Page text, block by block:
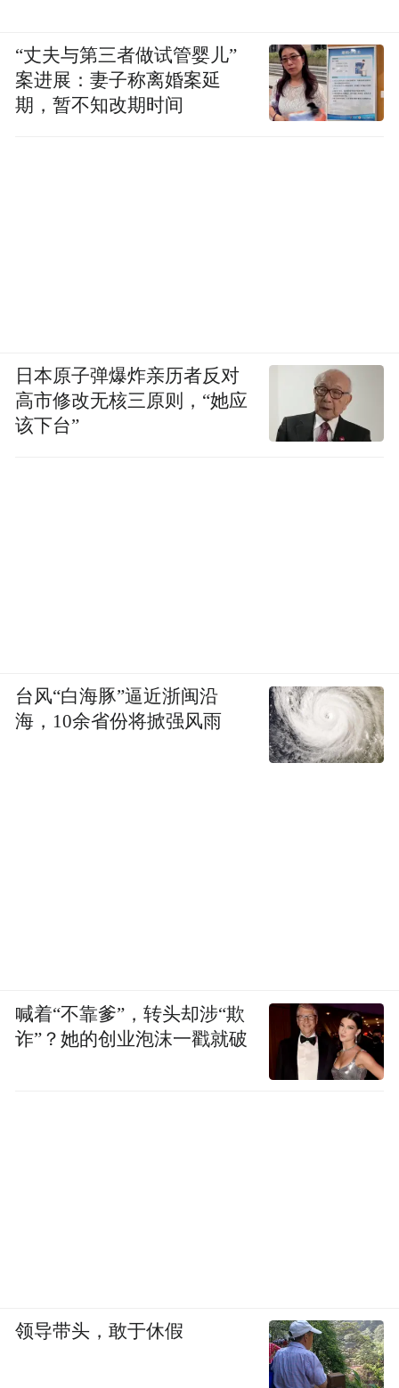
“丈夫与第三者做试管婴儿”
案进展：妻子称离婚案延
期，暂不知改期时间
日本原子弹爆炸亲历者反对
高市修改无核三原则，“她应
该下台”
台风“白海豚”逼近浙闽沿
海，10余省份将掀强风雨
喊着“不靠爹”，转头却涉“欺
诈”？她的创业泡沫一戳就破
领导带头，敢于休假